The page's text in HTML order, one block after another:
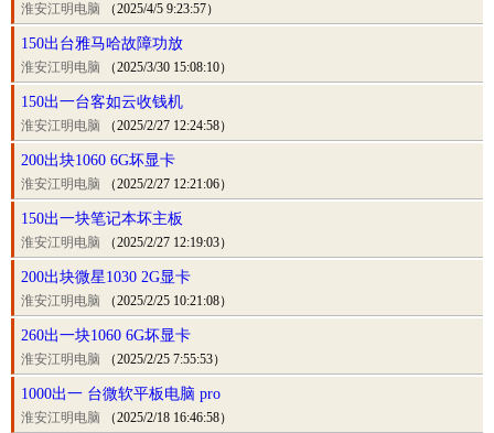
淮安江明电脑 （2025/4/5 9:23:57）
150出台雅马哈故障功放
淮安江明电脑 （2025/3/30 15:08:10）
150出一台客如云收钱机
淮安江明电脑 （2025/2/27 12:24:58）
200出块1060 6G坏显卡
淮安江明电脑 （2025/2/27 12:21:06）
150出一块笔记本坏主板
淮安江明电脑 （2025/2/27 12:19:03）
200出块微星1030 2G显卡
淮安江明电脑 （2025/2/25 10:21:08）
260出一块1060 6G坏显卡
淮安江明电脑 （2025/2/25 7:55:53）
1000出一 台微软平板电脑 pro
淮安江明电脑 （2025/2/18 16:46:58）